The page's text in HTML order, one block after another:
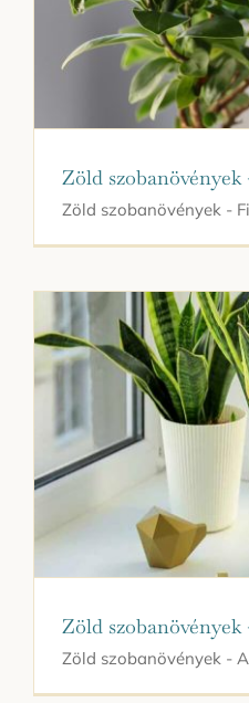
Zöld szobanövények
Zöld szobanövények -
Zöld
Zöld szobanövények -